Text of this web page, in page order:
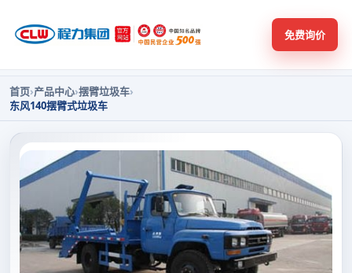
免费询价
首页›产品中心›摆臂垃圾车›
东风140摆臂式垃圾车